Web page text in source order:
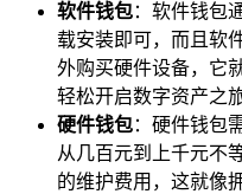
软件钱包：软件钱包
载安装即可，而且软
外购买硬件设备，它
轻松开启数字资产之
硬件钱包：硬件钱包
从几百元到上千元不
的维护费用，这就像